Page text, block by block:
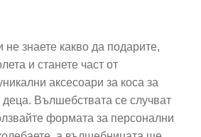
знаете какво да подарите,
и станете част от
аксесоари за коса за
Вълшебствата се случват
формата за персонални